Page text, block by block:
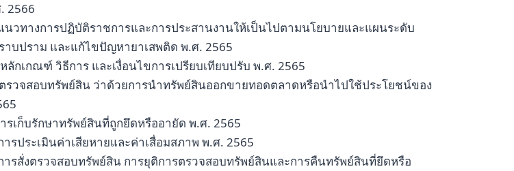
นวทางการปฏิบัติราชการและการประสานงานให้เป็นไปตามนโยบายและแผนระดับ
บปราม และแก้ไขปัญหายาเสพติด พ.ศ. 2565
ลักเกณฑ์ วิธีการ และเงื่อนไขการเปรียบเทียบปรับ พ.ศ. 2565
รวจสอบทรัพย์สิน ว่าด้วยการนำทรัพย์สินออกขายทอดตลาดหรือนำไปใช้ประโยชน์ของ
รเก็บรักษาทรัพย์สินที่ถูกยึดหรืออายัด พ.ศ. 2565
รประเมินค่าเสียหายและค่าเสื่อมสภาพ พ.ศ. 2565
ารสั่งตรวจสอบทรัพย์สิน การยุติการตรวจสอบทรัพย์สินและการคืนทรัพย์สินที่ยึดหรือ